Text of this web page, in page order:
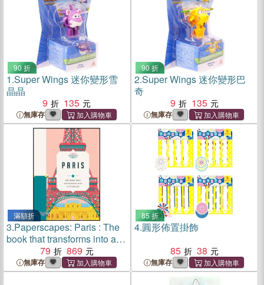
90 折
1.Super Wings 迷你變形雪
晶晶
9
135
無庫存
90 折
2.Super Wings 迷你變形巴
奇
9
135
無庫存
滿額折
3.Paperscapes: Paris : The
book that transforms into a
cityscape79 869
無庫存
85 折
4.圓形佈置掛飾
85
38
無庫存